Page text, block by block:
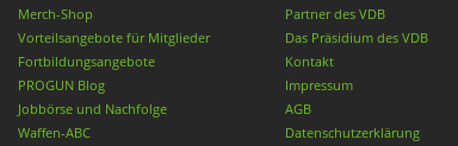
Merch-Shop
Vorteilsangebote für Mitglieder
Fortbildungsangebote
PROGUN Blog
Jobbörse und Nachfolge
Waffen-ABC
Partner des VDB
Das Präsidium des VDB
Kontakt
Impressum
AGB
Datenschutzerklärung